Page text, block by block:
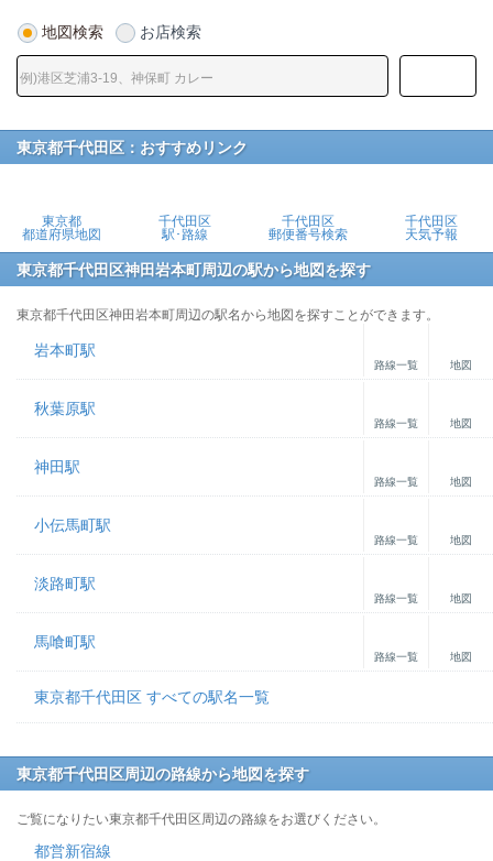
地図検索 お店検索
東京都千代田区：おすすめリンク
東京都
都道府県地図
千代田区
駅･路線
千代田区
郵便番号検索
千代田区
天気予報
東京都千代田区神田岩本町周辺の駅から地図を探す
東京都千代田区神田岩本町周辺の駅名から地図を探すことができます。
岩本町駅
路線一覧 地図
秋葉原駅
路線一覧 地図
神田駅
路線一覧 地図
小伝馬町駅
路線一覧 地図
淡路町駅
路線一覧 地図
馬喰町駅
路線一覧 地図
東京都千代田区 すべての駅名一覧
東京都千代田区周辺の路線から地図を探す
ご覧になりたい東京都千代田区周辺の路線をお選びください。
都営新宿線